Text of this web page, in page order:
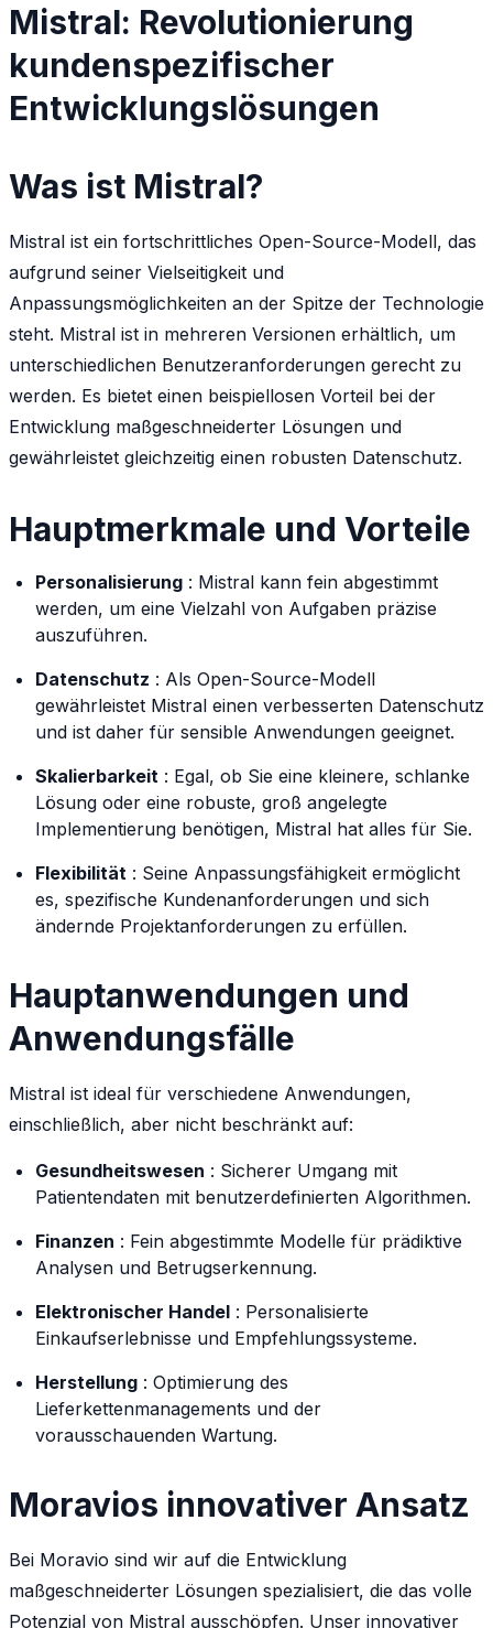
Mistral: Revolutionierung
kundenspezifischer
Entwicklungslösungen
Was ist Mistral?
Mistral ist ein fortschrittliches Open-Source-Modell, das
aufgrund seiner Vielseitigkeit und
Anpassungsmöglichkeiten an der Spitze der Technologie
steht. Mistral ist in mehreren Versionen erhältlich, um
unterschiedlichen Benutzeranforderungen gerecht zu
werden. Es bietet einen beispiellosen Vorteil bei der
Entwicklung maßgeschneiderter Lösungen und
gewährleistet gleichzeitig einen robusten Datenschutz.
Hauptmerkmale und Vorteile
Personalisierung : Mistral kann fein abgestimmt
werden, um eine Vielzahl von Aufgaben präzise
auszuführen.
Datenschutz : Als Open-Source-Modell
gewährleistet Mistral einen verbesserten Datenschutz
und ist daher für sensible Anwendungen geeignet.
Skalierbarkeit : Egal, ob Sie eine kleinere, schlanke
Lösung oder eine robuste, groß angelegte
Implementierung benötigen, Mistral hat alles für Sie.
Flexibilität : Seine Anpassungsfähigkeit ermöglicht
es, spezifische Kundenanforderungen und sich
ändernde Projektanforderungen zu erfüllen.
Hauptanwendungen und
Anwendungsfälle
Mistral ist ideal für verschiedene Anwendungen,
einschließlich, aber nicht beschränkt auf:
Gesundheitswesen : Sicherer Umgang mit
Patientendaten mit benutzerdefinierten Algorithmen.
Finanzen : Fein abgestimmte Modelle für prädiktive
Analysen und Betrugserkennung.
Elektronischer Handel : Personalisierte
Einkaufserlebnisse und Empfehlungssysteme.
Herstellung : Optimierung des
Lieferkettenmanagements und der
vorausschauenden Wartung.
Moravios innovativer Ansatz
Bei Moravio sind wir auf die Entwicklung
maßgeschneiderter Lösungen spezialisiert, die das volle
Potenzial von Mistral ausschöpfen. Unser innovativer